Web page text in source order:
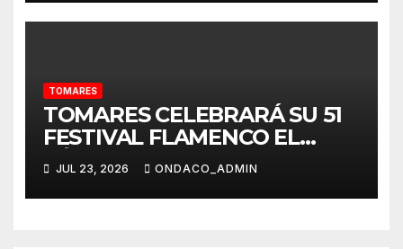
TOMARES
TOMARES CELEBRARÁ SU 51
FESTIVAL FLAMENCO EL
SÁBADO, 25 DE JULIO, CON
UN CARTEL DE
“GIRALDILLOS”: JOSÉ
JUL 23, 2026 ONDACO_ADMIN